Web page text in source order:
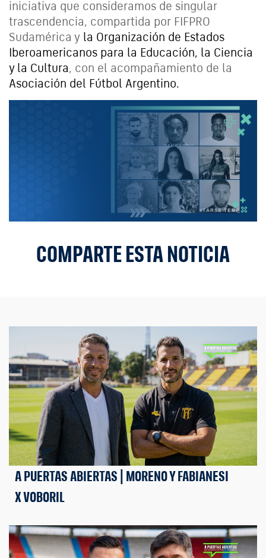
iniciativa que consideramos de singular
trascendencia, compartida por FIFPRO
Sudamérica y la Organización de Estados
Iberoamericanos para la Educación, la Ciencia
y la Cultura, con el acompañamiento de la
Asociación del Fútbol Argentino.
COMPARTE ESTA NOTICIA
A PUERTAS ABIERTAS | MORENO Y FABIANESI
X VOBORIL